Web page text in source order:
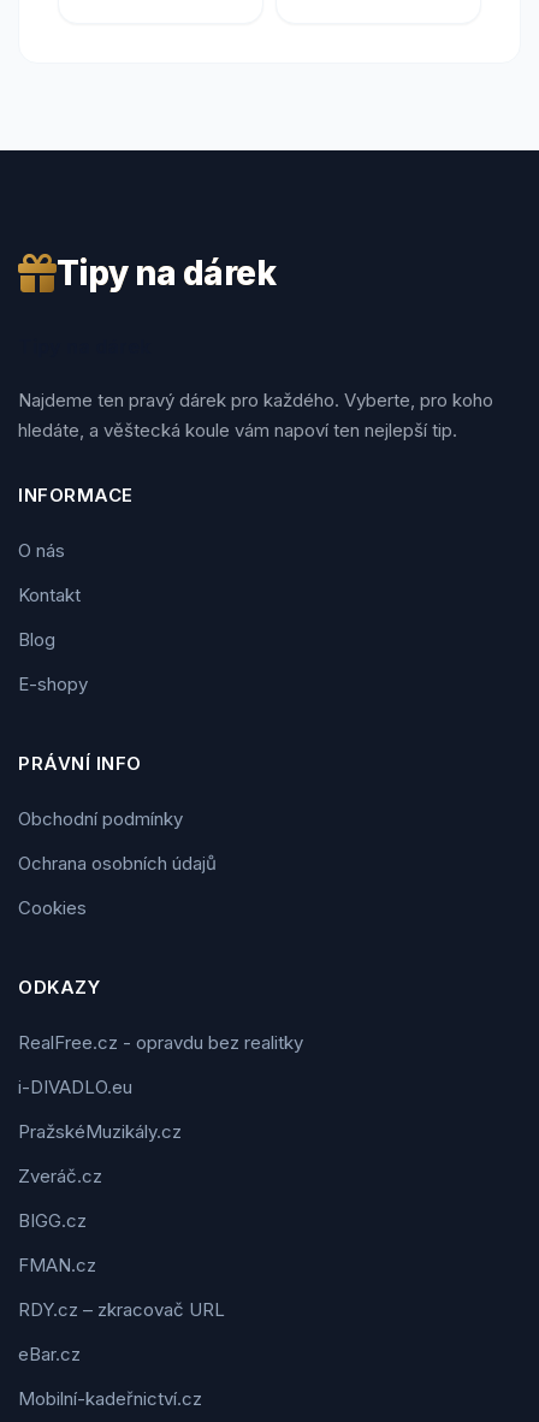
Tipy na dárek
Najdeme ten pravý dárek pro každého. Vyberte, pro koho
hledáte, a věštecká koule vám napoví ten nejlepší tip.
INFORMACE
O nás
Kontakt
Blog
E-shopy
PRÁVNÍ INFO
Obchodní podmínky
Ochrana osobních údajů
Cookies
ODKAZY
RealFree.cz - opravdu bez realitky
i-DIVADLO.eu
PražskéMuzikály.cz
Zveráč.cz
BIGG.cz
FMAN.cz
RDY.cz – zkracovač URL
eBar.cz
Mobilní-kadeřnictví.cz